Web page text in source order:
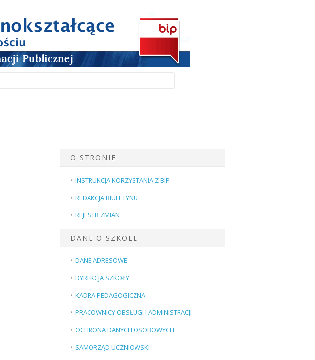
O STRONIE
INSTRUKCJA KORZYSTANIA Z BIP
REDAKCJA BIULETYNU
REJESTR ZMIAN
DANE O SZKOLE
DANE ADRESOWE
DYREKCJA SZKOŁY
KADRA PEDAGOGICZNA
PRACOWNICY OBSŁUGI I ADMINISTRACJI
OCHRONA DANYCH OSOBOWYCH
SAMORZĄD UCZNIOWSKI